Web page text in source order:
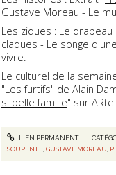
Gustave Moreau - Le
Les ziques : Le
claques - Le songe
vivre.
Le culturel de la
"Les furtifs" de Alain
si belle famille" sur
LIEN PERMANENT
SOUPENTE,GUSTAVE MOREAU,